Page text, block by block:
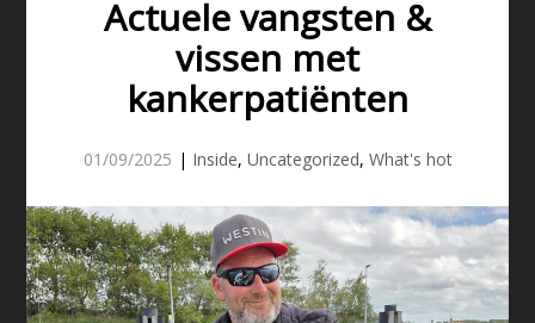
Actuele vangsten &
vissen met
kankerpatiënten
01/09/2025 | Inside, Uncategorized, What's hot